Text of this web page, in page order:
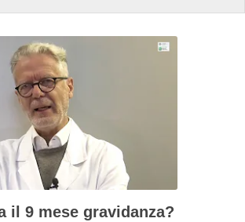
il 9 mese gravidanza?